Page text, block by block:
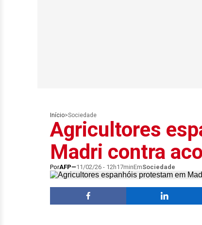
Início>Sociedade
Agricultores
Madri contra
PorAFP 11/02/26 - 12h17minEmSociedade